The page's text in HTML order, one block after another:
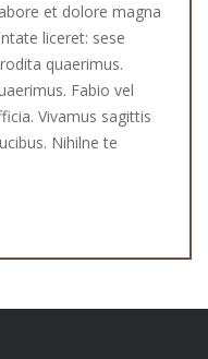
et dolore magna
liceret: sese
quaerimus.
Fabio vel
Vivamus sagittis
Nihilne te